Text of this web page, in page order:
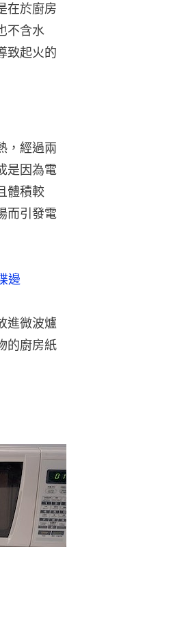
在於廚房
不含水
致起火的
，經過兩
是因為電
體積較
而引發電
邊
進微波爐
的廚房紙